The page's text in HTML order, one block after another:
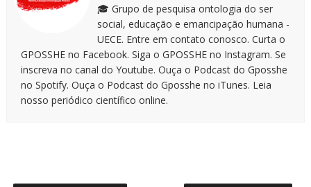
🎓 Grupo de pesquisa ontologia do ser
social, educação e emancipação humana -
UECE. Entre em contato conosco. Curta o
GPOSSHE no Facebook. Siga o GPOSSHE no Instagram. Se
inscreva no canal do Youtube. Ouça o Podcast do Gposshe
no Spotify. Ouça o Podcast do Gposshe no iTunes. Leia
nosso periódico científico online.